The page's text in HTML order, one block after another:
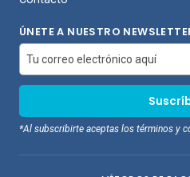
ÚNETE A NUESTRO
*Al subscribirte aceptas los términos y